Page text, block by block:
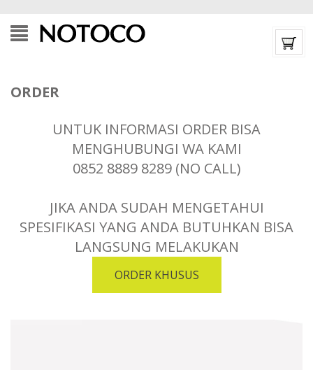
ORDER
UNTUK INFORMASI ORDER BISA
MENGHUBUNGI WA KAMI
0852 8889 8289 (NO CALL)
JIKA ANDA SUDAH MENGETAHUI
SPESIFIKASI YANG ANDA BUTUHKAN BISA
LANGSUNG MELAKUKAN
ORDER KHUSUS